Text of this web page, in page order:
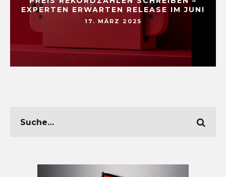
EXPERTEN ERWARTEN RELEASE IM JUNI
17. MÄRZ 2025